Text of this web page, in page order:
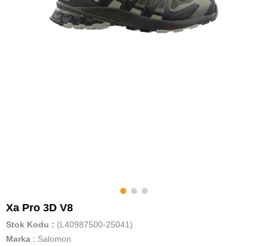
Xa Pro 3D V8
Stok Kodu
(L40987500-25041)
Marka : Salomon